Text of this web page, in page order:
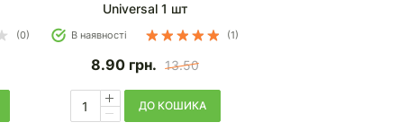
(0)
Universal 1 шт
В наявності (1)
8.90 грн. 13.50
ДО КОШИКА